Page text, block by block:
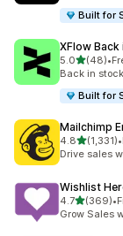
Built for
XFlow
5.0별 5개 중
(48)
총 리뷰 48개
•
Back in
Built for
Mailchimp
4.8별 5개 중
(1,331)
총 리뷰 1331개
•
Drive sales
Wishlist
4.7별 5개 중
(369)
총 리뷰 369개
•
Grow Sales